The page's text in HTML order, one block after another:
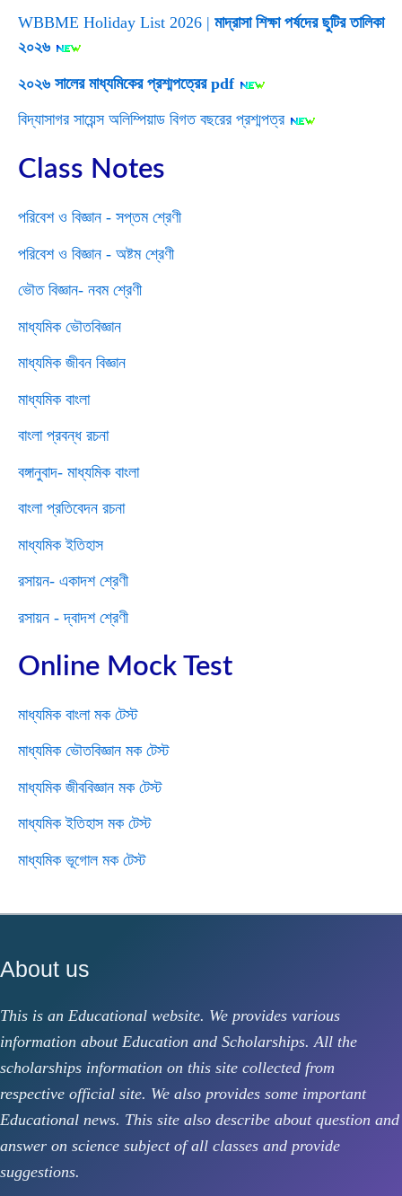
WBBME Holiday List 2026 | মাদ্রাসা শিক্ষা পর্ষদের ছুটির তালিকা
২০২৬
২০২৬ সালের মাধ্যমিকের প্রশ্মপত্রের pdf
বিদ্যাসাগর সায়েন্স অলিম্পিয়াড বিগত বছরের প্রশ্মপত্র
Class Notes
পরিবেশ ও বিজ্ঞান - সপ্তম শ্রেণী
পরিবেশ ও বিজ্ঞান - অষ্টম শ্রেণী
ভৌত বিজ্ঞান- নবম শ্রেণী
মাধ্যমিক ভৌতবিজ্ঞান
মাধ্যমিক জীবন বিজ্ঞান
মাধ্যমিক বাংলা
বাংলা প্রবন্ধ রচনা
বঙ্গানুবাদ- মাধ্যমিক বাংলা
বাংলা প্রতিবেদন রচনা
মাধ্যমিক ইতিহাস
রসায়ন- একাদশ শ্রেণী
রসায়ন - দ্বাদশ শ্রেণী
Online Mock Test
মাধ্যমিক বাংলা মক টেস্ট
মাধ্যমিক ভৌতবিজ্ঞান মক টেস্ট
মাধ্যমিক জীববিজ্ঞান মক টেস্ট
মাধ্যমিক ইতিহাস মক টেস্ট
মাধ্যমিক ভূগোল মক টেস্ট
About us
This is an Educational website. We provides various
information about Education and Scholarships. All the
scholarships information on this site collected from
respective official site. We also provides some important
Educational news. This site also describe about question and
answer on science subject of all classes and provide
suggestions.